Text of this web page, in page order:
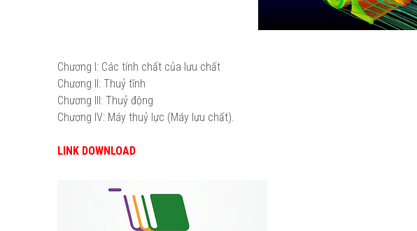
Chương I: Các tính chất của lưu chất
Chương II: Thuỷ tĩnh
Chương III: Thuỷ động
Chương IV: Máy thuỷ lực (Máy lưu chất).
LINK DOWNLOAD